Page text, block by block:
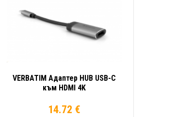
VERBATIM Адаптер HUB USB-C
към HDMI 4K
14.72 €